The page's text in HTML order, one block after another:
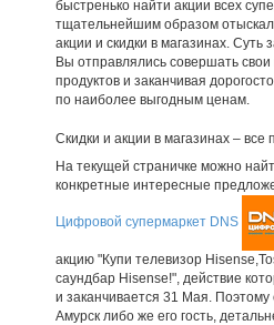
быстренько найти акции всех
тщательнейшим образом
акции и скидки в магазинах. Суть
Вы отправлялись совершать свои
продуктов и заканчивая
по наиболее выгодным ценам.
Скидки и акции в магазинах – все
На текущей страничке можно
конкретные интересные
Цифровой супермаркет DNS
акцию "Купи телевизор
саундбар Hisense!", действие
и заканчивается 31 Мая.
Амурск либо же его гость,